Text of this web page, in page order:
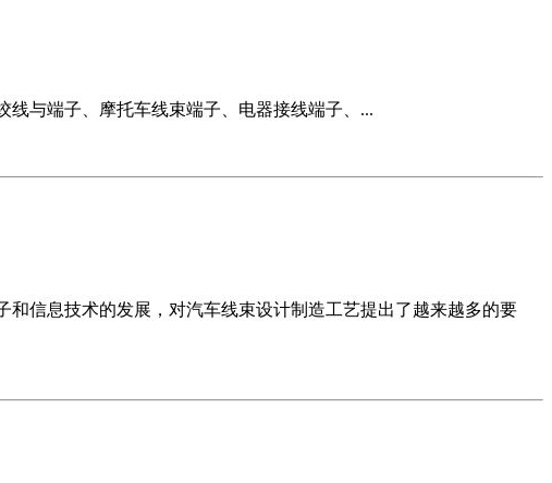
与端子、摩托车线束端子、电器接线端子、...
信息技术的发展，对汽车线束设计制造工艺提出了越来越多的要